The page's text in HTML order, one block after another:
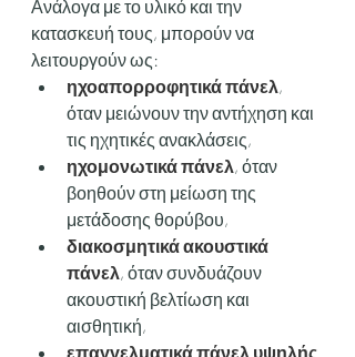
Ανάλογα με το υλικό και την
κατασκευή τους, μπορούν να
λειτουργούν ως:
ηχοαπορροφητικά πάνελ,
όταν μειώνουν την αντήχηση και
τις ηχητικές ανακλάσεις,
ηχομονωτικά πάνελ, όταν
βοηθούν στη μείωση της
μετάδοσης θορύβου,
διακοσμητικά ακουστικά
πάνελ, όταν συνδυάζουν
ακουστική βελτίωση και
αισθητική,
επαγγελματικά πάνελ υψηλής